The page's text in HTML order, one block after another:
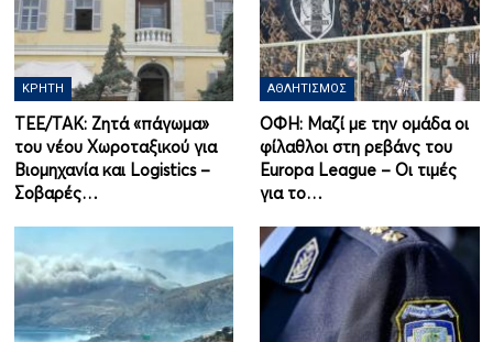
ΚΡΉΤΗ
ΤΕΕ/ΤΑΚ: Ζητά «πάγωμα»
του νέου Χωροταξικού για
Βιομηχανία και Logistics –
Σοβαρές…
ΑΘΛΗΤΙΣΜΌΣ
ΟΦΗ: Μαζί με την ομάδα οι
φίλαθλοι στη ρεβάνς του
Europa League – Οι τιμές
για το…